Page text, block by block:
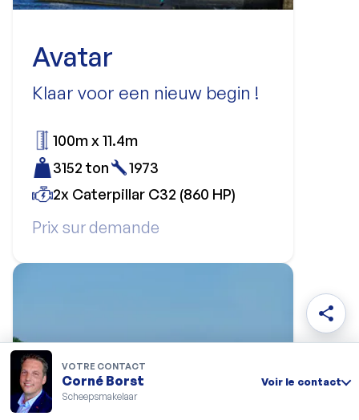
share
Avatar
Klaar voor een nieuw begin !
Prix sur demande
100m x 11.4m
3152 ton
1973
2x Caterpillar C32 (860 HP)
VOTRE CONTACT
Corné Borst
Scheepsmakelaar
Voir le contact